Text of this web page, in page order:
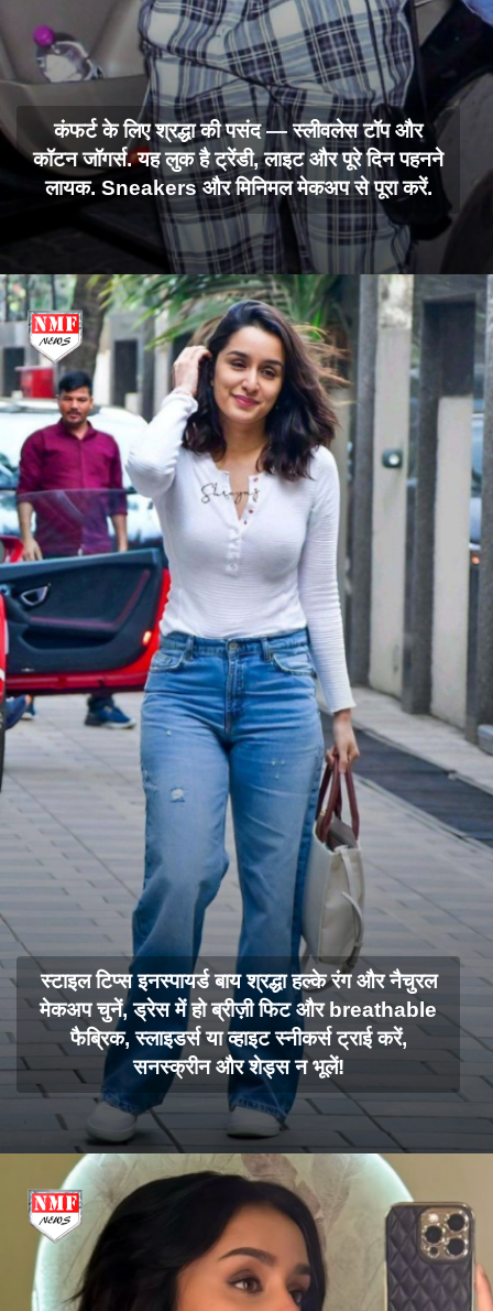
कंफर्ट के लिए श्रद्धा की पसंद — स्लीवलेस टॉप और
कॉटन जॉगर्स. यह लुक है ट्रेंडी, लाइट और पूरे दिन पहनने
लायक. Sneakers और मिनिमल मेकअप से पूरा करें.
स्टाइल टिप्स इनस्पायर्ड बाय श्रद्धा हल्के रंग और नैचुरल
मेकअप चुनें, ड्रेस में हो ब्रीज़ी फिट और breathable
फैब्रिक, स्लाइडर्स या व्हाइट स्नीकर्स ट्राई करें,
सनस्क्रीन और शेड्स न भूलें!